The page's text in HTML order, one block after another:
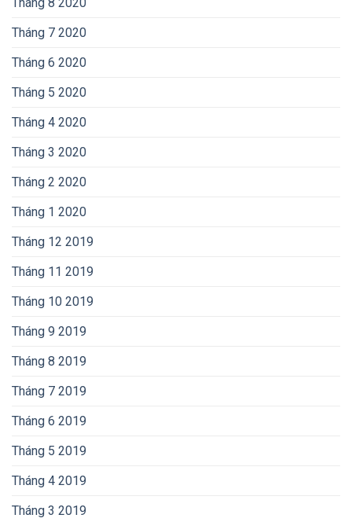
Tháng 7 2020
Tháng 6 2020
Tháng 5 2020
Tháng 4 2020
Tháng 3 2020
Tháng 2 2020
Tháng 1 2020
Tháng 12 2019
Tháng 11 2019
Tháng 10 2019
Tháng 9 2019
Tháng 8 2019
Tháng 7 2019
Tháng 6 2019
Tháng 5 2019
Tháng 4 2019
Tháng 3 2019